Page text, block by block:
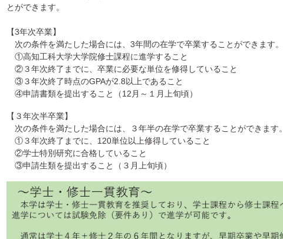
とができます。
【3年次卒業】
次の条件を満たした場合には、3年間の在学で卒業することができます。
①高知工科大学大学院修士課程に進学すること
②３年次終了までに、卒業に必要な単位を修得していること
③３年次終了時点のGPAが2.8以上であること
④申請書類を提出すること（12月～１月上旬頃）
【３年次半卒業】
次の条件を満たした場合には、３年半の在学で卒業することができます。
①３年次終了までに、120単位以上修得していること
②学士特別研究に合格していること
③申請生類を提出すること（３月上旬頃）